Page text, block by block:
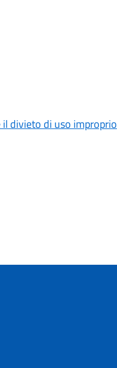
il divieto di uso improprio